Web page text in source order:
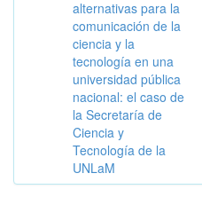
alternativas para la
comunicación de la
ciencia y la
tecnología en una
universidad pública
nacional: el caso de
la Secretaría de
Ciencia y
Tecnología de la
UNLaM